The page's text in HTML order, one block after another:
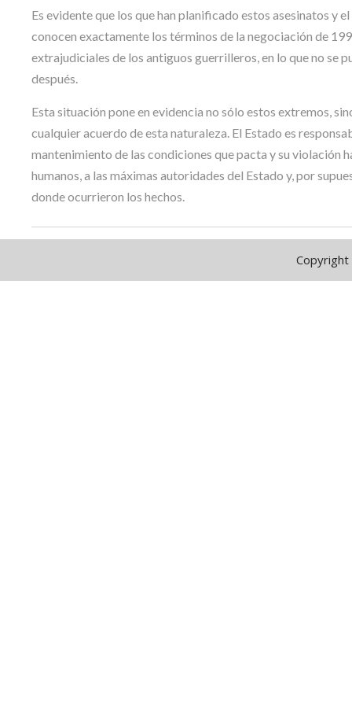
Es evidente que los que han planificado estos asesinatos y
conocen exactamente los términos de la negociación de
extrajudiciales de los antiguos guerrilleros, en lo que no se
después.
Esta situación pone en evidencia no sólo estos extremos,
cualquier acuerdo de esta naturaleza. El Estado es
mantenimiento de las condiciones que pacta y su violación
humanos, a las máximas autoridades del Estado y, por
donde ocurrieron los hechos.
Copyright